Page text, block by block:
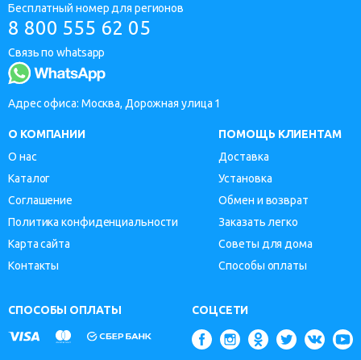
Бесплатный номер для регионов
8 800 555 62 05
Связь по whatsapp
Адрес офиса: Москва, Дорожная улица 1
О КОМПАНИИ
О нас
Каталог
Соглашение
Политика конфиденциальности
Карта сайта
Контакты
ПОМОЩЬ КЛИЕНТАМ
Доставка
Установка
Обмен и возврат
Заказать легко
Советы для дома
Способы оплаты
СПОСОБЫ ОПЛАТЫ СОЦСЕТИ